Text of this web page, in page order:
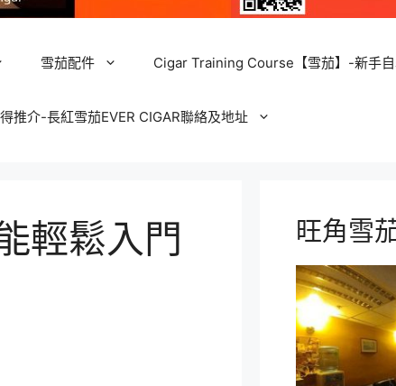
雪茄配件 Cigar Training Course【雪茄】-新手
推介-長紅雪茄EVER CIGAR聯絡及地址
輕鬆入門
旺角雪